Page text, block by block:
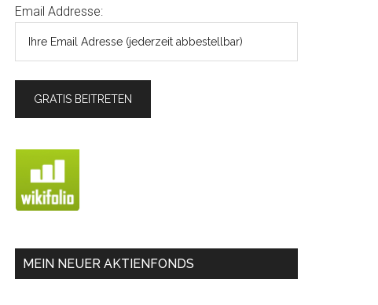
Email Addresse:
MEIN NEUER AKTIENFONDS